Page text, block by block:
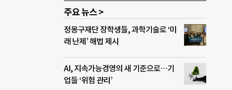
주요 뉴스 >
정몽구재단 장학생들, 과학기술로 ‘미
래 난제’ 해법 제시
AI, 지속가능경영의 새 기준으로…기
업들 ‘위험 관리’